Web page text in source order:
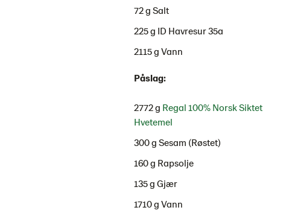
72 g Salt
225 g ID Havresur 35a
2115 g Vann
Påslag:
2772 g Regal 100% Norsk Siktet
Hvetemel
300 g Sesam (Røstet)
160 g Rapsolje
135 g Gjær
1710 g Vann